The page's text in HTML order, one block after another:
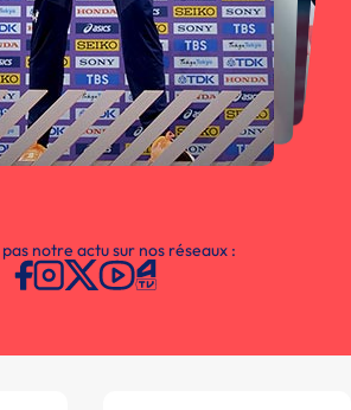
notre actu sur nos réseaux :